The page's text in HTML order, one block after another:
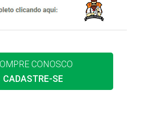
CONOSCO
CADASTRE-SE